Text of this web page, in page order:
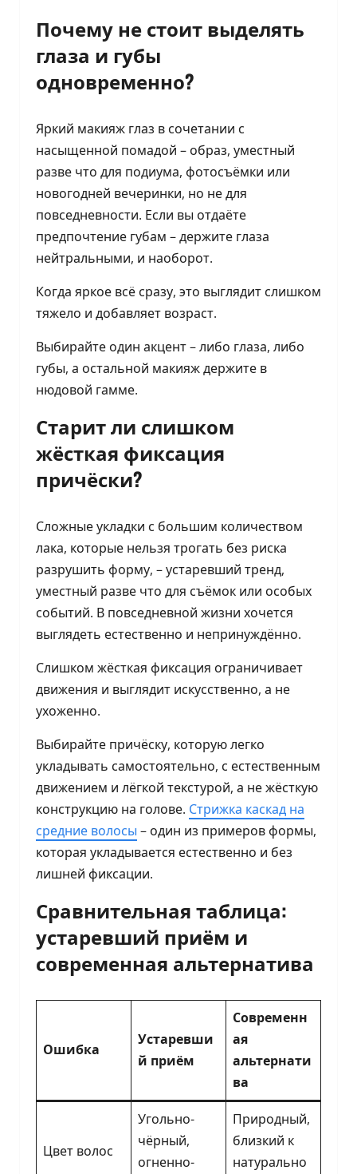
Почему не стоит выделять
глаза и губы
одновременно?
Яркий макияж глаз в сочетании с
насыщенной помадой – образ, уместный
разве что для подиума, фотосъёмки или
новогодней вечеринки, но не для
повседневности. Если вы отдаёте
предпочтение губам – держите глаза
нейтральными, и наоборот.
Когда яркое всё сразу, это выглядит слишком
тяжело и добавляет возраст.
Выбирайте один акцент – либо глаза, либо
губы, а остальной макияж держите в
нюдовой гамме.
Старит ли слишком
жёсткая фиксация
причёски?
Сложные укладки с большим количеством
лака, которые нельзя трогать без риска
разрушить форму, – устаревший тренд,
уместный разве что для съёмок или особых
событий. В повседневной жизни хочется
выглядеть естественно и непринуждённо.
Слишком жёсткая фиксация ограничивает
движения и выглядит искусственно, а не
ухоженно.
Выбирайте причёску, которую легко
укладывать самостоятельно, с естественным
движением и лёгкой текстурой, а не жёсткую
конструкцию на голове. Стрижка каскад на
средние волосы – один из примеров формы,
которая укладывается естественно и без
лишней фиксации.
Сравнительная таблица:
устаревший приём и
современная альтернатива
Ошибка
Устаревши
й приём
Современн
ая
альтернати
ва
Цвет волос
Угольно-
чёрный,
огненно-
Природный,
близкий к
натурально